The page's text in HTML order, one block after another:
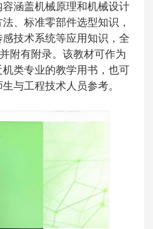
涵盖机械原理和机械设计
、标准零部件选型知识，
技术系统等应用知识，全
附有附录。该教材可作为
类专业的教学用书，也可
与工程技术人员参考。